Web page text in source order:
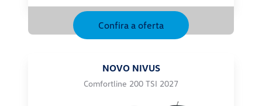
Confira a oferta
NOVO NIVUS
Comfortline 200 TSI 2027